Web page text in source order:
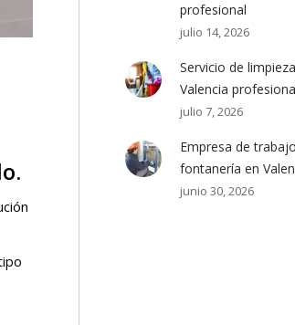
profesional
julio 14, 2026
Servicio de
Valencia
julio 7, 2026
Empresa de
fontanería en
junio 30, 2026